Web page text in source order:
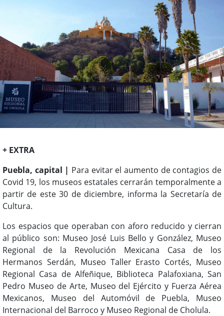
+ EXTRA
Puebla, capital | Para evitar el aumento de contagios de
Covid 19, los museos estatales cerrarán temporalmente a
partir de este 30 de diciembre, informa la Secretaría de
Cultura.
Los espacios que operaban con aforo reducido y cierran
al público son: Museo José Luis Bello y González, Museo
Regional de la Revolución Mexicana Casa de los
Hermanos Serdán, Museo Taller Erasto Cortés, Museo
Regional Casa de Alfeñique, Biblioteca Palafoxiana, San
Pedro Museo de Arte, Museo del Ejército y Fuerza Aérea
Mexicanos, Museo del Automóvil de Puebla, Museo
Internacional del Barroco y Museo Regional de Cholula.